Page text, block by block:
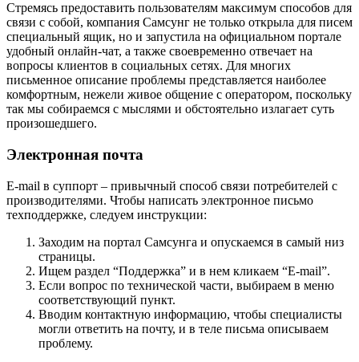
Стремясь предоставить пользователям максимум способов для
связи с собой, компания Самсунг не только открыла для писем
специальный ящик, но и запустила на официальном портале
удобный онлайн-чат, а также своевременно отвечает на
вопросы клиентов в социальных сетях. Для многих
письменное описание проблемы представляется наиболее
комфортным, нежели живое общение с оператором, поскольку
так мы собираемся с мыслями и обстоятельно излагает суть
произошедшего.
Электронная почта
E-mail в суппорт – привычный способ связи потребителей с
производителями. Чтобы написать электронное письмо
техподдержке, следуем инструкции:
Заходим на портал Самсунга и опускаемся в самый низ
страницы.
Ищем раздел “Поддержка” и в нем кликаем “E-mail”.
Если вопрос по технической части, выбираем в меню
соответствующий пункт.
Вводим контактную информацию, чтобы специалисты
могли ответить на почту, и в теле письма описываем
проблему.